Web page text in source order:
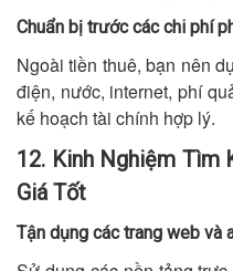
Chuẩn bị trước các chi phí
Ngoài tiền thuê, bạn nên
điện, nước, internet, phí
kế hoạch tài chính hợp lý.
12. Kinh Nghiệm Tìm
Giá Tốt
Tận dụng các trang web và